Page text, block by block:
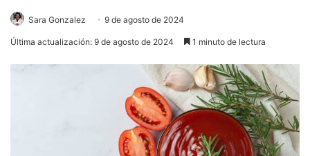
Sara Gonzalez 9 de agosto de 2024
Última actualización: 9 de agosto de 2024 1 minuto de lectura